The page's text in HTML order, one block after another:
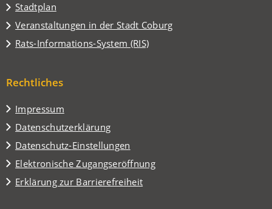
Stadtplan
(Öffnet
in
einem
neuen
Veranstaltungen in der Stadt Coburg
(Öffnet
in
einem
Tab)
Rats-Informations-System (RIS)
(Öffnet
neuen
Rechtliches
Impressum
Datenschutzerklärung
Datenschutz-Einstellungen
Elektronische Zugangseröffnung
Erklärung zur Barrierefreiheit